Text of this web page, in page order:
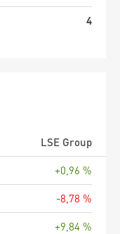
4
LSE Group
+0,96 %
-8,78 %
+9,84 %